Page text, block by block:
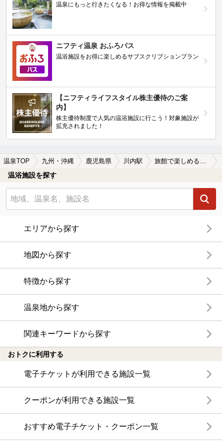
温泉にもっと行きたくなる！お得な情報を掲載中
ニフティ温泉 おふろパス
温浴施設をお得に楽しめるサブスクリプションプラン
【ニフティライフスタイル株主優待のご案
内】
株主優待制度で人気の温浴施設に行こう！対象施設が
拡充されました！
温泉TOP 九州・沖縄 鹿児島県 川内駅 旅館で楽しめる川内駅近くの温泉、日帰り温泉、スーパー銭湯おすすめ
温浴施設を探す
エリアから探す
地図から探す
特徴から探す
温泉地から探す
関連キーワードから探す
おトクに利用する
電子チケットが利用できる施設一覧
クーポンが利用できる施設一覧
おすすめ電子チケット・クーポン一覧